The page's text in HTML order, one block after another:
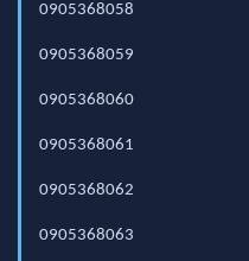
0905368058
0905368059
0905368060
0905368061
0905368062
0905368063